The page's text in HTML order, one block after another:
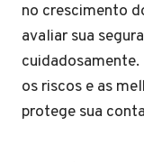
no crescimento
avaliar sua
os riscos e as
protege sua